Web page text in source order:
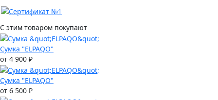
С этим товаром покупают
Сумка "ELPAQO"
от 4 900 ₽
Сумка "ELPAQO"
от 6 500 ₽